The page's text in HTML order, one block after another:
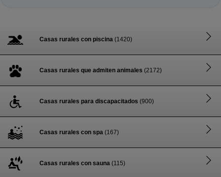
Casas rurales con piscina (1420)
Casas rurales que admiten animales (2172)
Casas rurales para discapacitados (900)
Casas rurales con spa (167)
Casas rurales con sauna (115)